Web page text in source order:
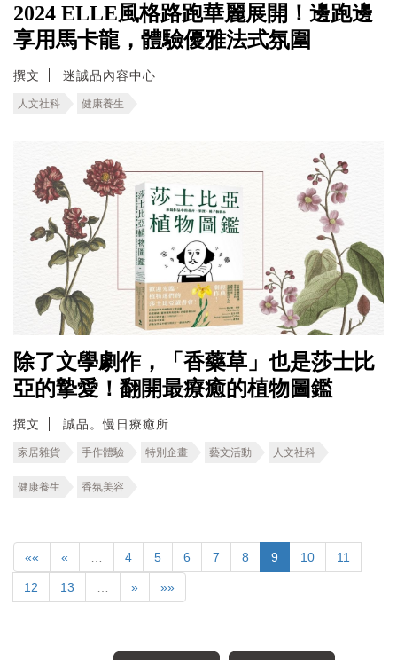
2024 ELLE風格路跑華麗展開！邊跑邊
享用馬卡龍，體驗優雅法式氛圍
撰文 迷誠品內容中心
人文社科 健康養生
除了文學劇作，「香藥草」也是莎士比
亞的摯愛！翻開最療癒的植物圖鑑
撰文 誠品。慢日療癒所
家居雜貨 手作體驗 特別企畫 藝文活動 人文社科
健康養生 香氛美容
«« « 4 5 6 7 8 9 10 11
12 13 » »»